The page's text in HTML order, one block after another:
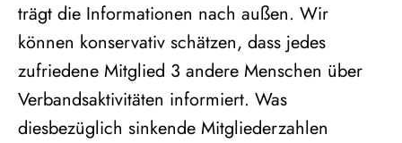
trägt die Informationen nach außen. Wir
können konservativ schätzen, dass jedes
zufriedene Mitglied 3 andere Menschen über
Verbandsaktivitäten informiert. Was
diesbezüglich sinkende Mitgliederzahlen